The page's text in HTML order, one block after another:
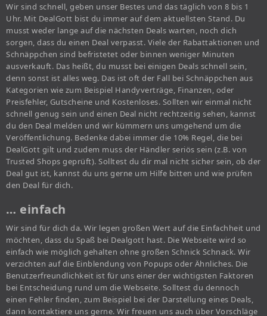
Wir sind schnell, geben unser Bestes und das täglich von 8 bis 1
Uhr. Mit DealGott bist du immer auf dem aktuellsten Stand. Du
musst weder lange auf die nächsten Deals warten, noch dich
sorgen, dass du einen Deal verpasst. Viele der Rabattaktionen und
Schnäppchen sind befristetet oder binnen weniger Minuten
ausverkauft. Das heißt, du musst bei einigen Deals schnell sein,
denn sonst ist alles weg. Das ist oft der Fall bei Schnäppchen aus
Kategorien wie zum Beispiel Handyverträge, Finanzen, oder
Preisfehler, Gutscheine und Kostenloses. Sollten wir einmal nicht
schnell genug sein und einen Deal nicht rechtzeitig sehen, kannst
du den Deal melden und wir kümmern uns umgehend um die
Veröffentlichung. Bedenke dabei immer die 10% Regel, die bei
DealGott gilt und zudem muss der Händler seriös sein (z.B. von
Trusted Shops geprüft). Solltest du dir mal nicht sicher sein, ob der
Deal gut ist, kannst du uns gerne um Hilfe bitten und wie prüfen
den Deal für dich.
… einfach
Wir sind für dich da. Wir legen großen Wert auf die Einfachheit und
möchten, dass du Spaß bei Dealgott hast. Die Webseite wird so
einfach wie möglich gehalten ohne großen Schnick Schnack. Wir
verzichten auf die Einblendung von Popups oder Ähnliches. Die
Benutzerfreundlichkeit ist für uns einer der wichtigsten Faktoren
bei Entscheidung rund um die Webseite. Solltest du dennoch
einen Fehler finden, zum Beispiel bei der Darstellung eines Deals,
dann kontaktiere uns gerne. Wir freuen uns auch über Vorschläge